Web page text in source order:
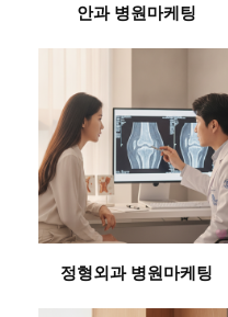
안과 병원마케팅
정형외과 병원마케팅